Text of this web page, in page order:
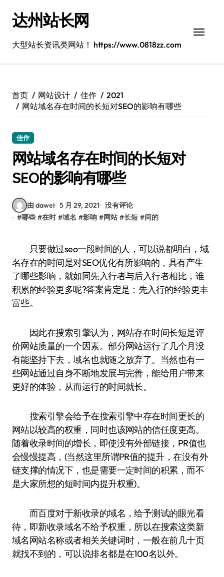
达州站长网
大型站长资讯类网站！ https://www.0818zz.com
首页 网站设计 佳作
2021
网站域名存在时间的长短对SEO的影响有哪些
佳作
网站域名存在时间的长短对
SEO的影响有哪些
由 dawei 5 月 29, 2021 没有评论
#哪些 #在时 #域名 #影响 #网站 #长短 #间的
只要做过seo一段时间的人，可以说都明白，域
名存在的时间是对SEO优化有所影响的，具有产生
了哪些影响，就如同先入行者与后入行者相比，谁
积累的经验更多呢?答案肯定是：先入行的经验更丰
富些。
因此在搜索引擎认为，网站存在时间长短是评
价网站质量的一个因素。部分网站运行了几个月没
有能坚持下去，域名也就随之放弃了。当然也有一
些网站通过自身不断地发展与完善，能给用户带来
更好的体验，从而运行的时间就长。
搜索引擎会给予在搜索引擎中存在时间更长的
网站以较高的权重，同时也该网站的信任度更高。
随着收录时间的增长，即使没有外部链接，PR值也
会慢慢提高，(当然这里所谓PR值的提升，在没有外
链支撑的情况下，也是需要一定时间的积累，而不
是大家所想的短时间内提升权重)。
而百度对于新收录的域名，给予测试的眼光看
待，即新收录域名不给予权重，所以在搜索这类新
域名网站名称或者相关关键词时，一般在前几十页
就找不到的，可以说排名都是在100名以外。